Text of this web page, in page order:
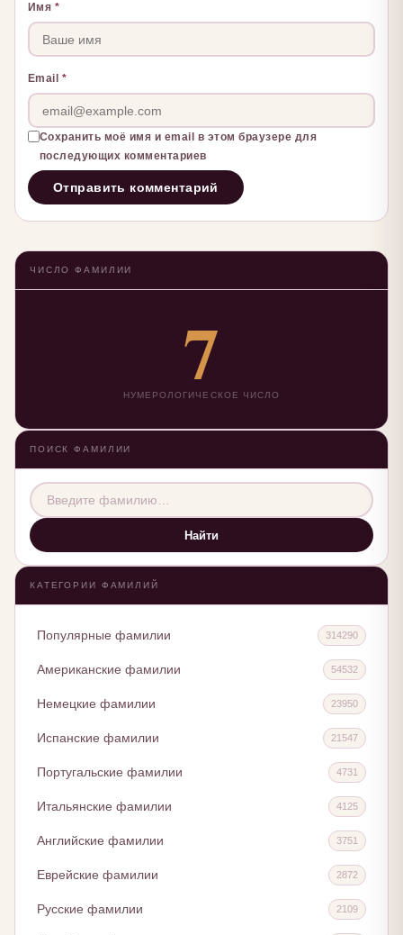
Имя *
Email *
Сохранить моё имя и email в этом браузере для
последующих комментариев
ЧИСЛО ФАМИЛИИ
7
НУМЕРОЛОГИЧЕСКОЕ ЧИСЛО
ПОИСК ФАМИЛИИ
Найти
КАТЕГОРИИ ФАМИЛИЙ
Популярные фамилии 314290
Американские фамилии 54532
Немецкие фамилии 23950
Испанские фамилии 21547
Португальские фамилии 4731
Итальянские фамилии 4125
Английские фамилии 3751
Еврейские фамилии 2872
Русские фамилии 2109